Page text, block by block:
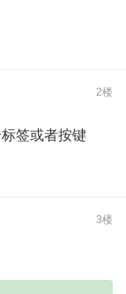
2楼
签或者按键
3楼